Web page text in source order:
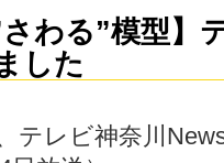
さわる”模型】
した
テレビ神奈川